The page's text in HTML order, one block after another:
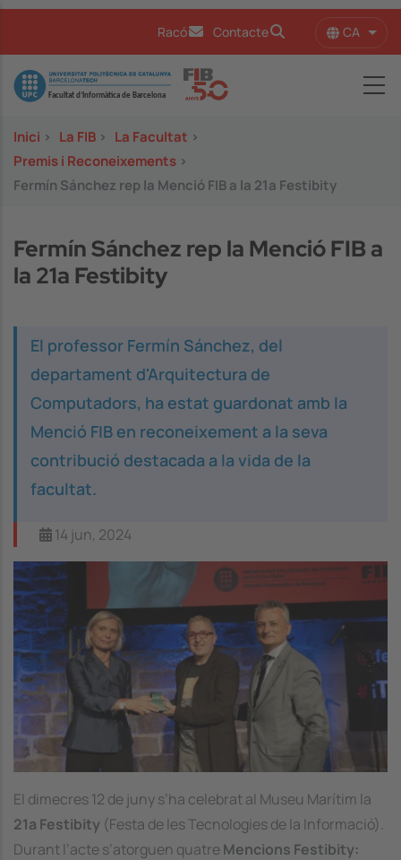
Racó Contacte CA
Image
Inici > La FIB > La Facultat >
Premis i Reconeixements >
Fermín Sánchez rep la Menció FIB a la 21a Festibity
Fermín Sánchez rep la Menció FIB a
la 21a Festibity
El professor Fermín Sánchez, del
departament d'Arquitectura de
Computadors, ha estat guardonat amb la
Menció FIB en reconeixement a la seva
contribució destacada a la vida de la
facultat.
14 jun, 2024
El dimecres 12 de juny s’ha celebrat al Museu Marítim la
21a Festibity (Festa de les Tecnologies de la Informació).
Durant l’acte s’atorguen quatreMencions Festibity: